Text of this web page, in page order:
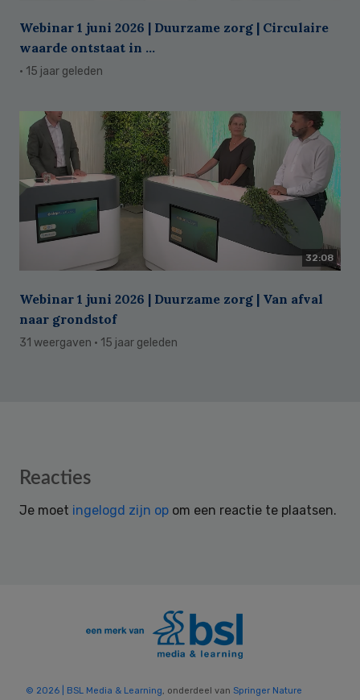
Webinar 1 juni 2026 | Duurzame zorg | Circulaire
waarde ontstaat in ...
· 15 jaar geleden
32:08
Webinar 1 juni 2026 | Duurzame zorg | Van afval
naar grondstof
31 weergaven · 15 jaar geleden
Reader
Reacties
Je moet ingelogd zijn op om een reactie te plaatsen.
© 2026 | BSL Media & Learning, onderdeel van Springer Nature